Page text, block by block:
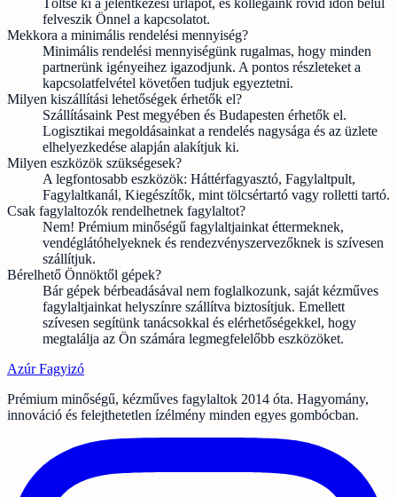
Töltse ki a jelentkezési űrlapot, és kollégáink rövid időn belül
felveszik Önnel a kapcsolatot.
Mekkora a minimális rendelési mennyiség?
Minimális rendelési mennyiségünk rugalmas, hogy minden
partnerünk igényeihez igazodjunk. A pontos részleteket a
kapcsolatfelvétel követően tudjuk egyeztetni.
Milyen kiszállítási lehetőségek érhetők el?
Szállításaink Pest megyében és Budapesten érhetők el.
Logisztikai megoldásainkat a rendelés nagysága és az üzlete
elhelyezkedése alapján alakítjuk ki.
Milyen eszközök szükségesek?
A legfontosabb eszközök: Háttérfagyasztó, Fagylaltpult,
Fagylaltkanál, Kiegészítők, mint tölcsértartó vagy rolletti tartó.
Csak fagylaltozók rendelhetnek fagylaltot?
Nem! Prémium minőségű fagylaltjainkat éttermeknek,
vendéglátóhelyeknek és rendezvényszervezőknek is szívesen
szállítjuk.
Bérelhető Önnöktől gépek?
Bár gépek bérbeadásával nem foglalkozunk, saját kézműves
fagylaltjainkat helyszínre szállítva biztosítjuk. Emellett
szívesen segítünk tanácsokkal és elérhetőségekkel, hogy
megtalálja az Ön számára legmegfelelőbb eszközöket.
AzúrFagyizó
Prémium minőségű, kézműves fagylaltok 2014 óta. Hagyomány,
innováció és felejthetetlen ízélmény minden egyes gombócban.